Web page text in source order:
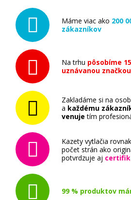
Máme viac ako 200
zákazníkov
Na trhu pôsobíme
uznávanou značkou
Zakladáme si na
a každému
venuje tím
Kazety vytlačia
počet strán ako
potvrdzuje aj
99 % produktov